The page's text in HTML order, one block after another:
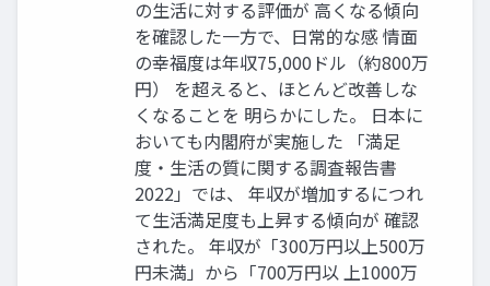
の生活に対する評価が 高くなる傾向
を確認した一方で、日常的な感 情面
の幸福度は年収75,000ドル（約800万
円） を超えると、ほとんど改善しな
くなることを 明らかにした。 日本に
おいても内閣府が実施した 「満足
度・生活の質に関する調査報告書
2022」では、 年収が増加するにつれ
て生活満足度も上昇する傾向が 確認
された。 年収が「300万円以上500万
円未満」から「700万円以 上1000万